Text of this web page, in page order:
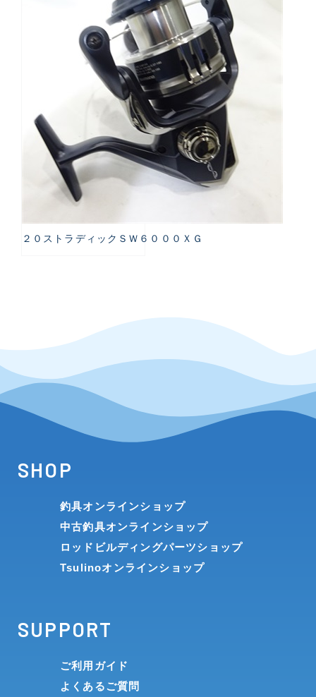
２０ストラディックＳＷ６０００ＸＧ
SHOP
釣具オンラインショップ
中古釣具オンラインショップ
ロッドビルディングパーツショップ
Tsulinoオンラインショップ
SUPPORT
ご利用ガイド
よくあるご質問